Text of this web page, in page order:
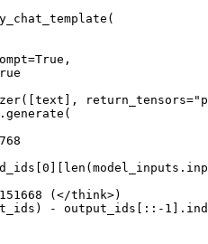
(</think>)
- output_ids[::-